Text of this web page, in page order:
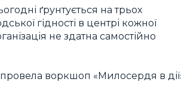
ґрунтується на трьох
гідності в центрі кожної
не здатна самостійно
провела воркшоп «Милосердя в